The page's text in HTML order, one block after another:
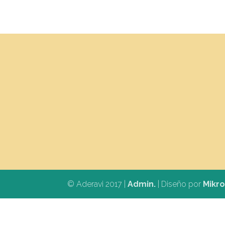
© Aderavi 2017 |Admin. | Diseño por